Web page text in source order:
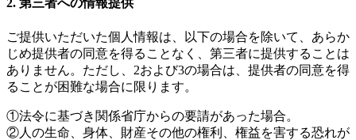
2. 第三者への情報提供
ご提供いただいた個人情報は、以下の場合を除いて、あらか
じめ提供者の同意を得ることなく、第三者に提供することは
ありません。ただし、2および3の場合は、提供者の同意を得
ることが困難な場合に限ります。
①法令に基づき関係省庁からの要請があった場合。
②人の生命、身体、財産その他の権利、権益を害する恐れが